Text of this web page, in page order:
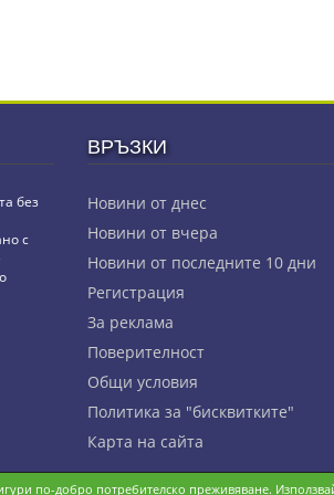
без
с
ВРЪЗКИ
Новини от днес
Новини от вчера
Новини от последните 10 дни
Регистрация
За реклама
Πoвepитeлнocт
Общи условия
Политика за "бисквитките"
Карта на сайта
по-добро потребителско преживяване.